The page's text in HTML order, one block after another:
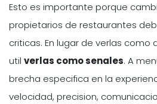
Esto es importante porque
propietarios de restaurantes
criticas. En lugar de verlas como
util verlas como senales. A
brecha especifica en la
velocidad, precision,